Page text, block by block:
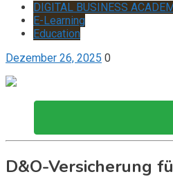
DIGITAL BUSINESS
E-Learning
Education
Dezember 26, 2025 0
D&O-Versicherung